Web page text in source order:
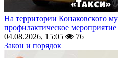
На территории Конаковского
профилактическое
04.08.2026, 15:05
76
Закон и порядок